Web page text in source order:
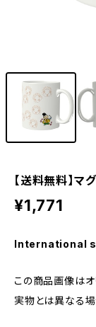
【送料無料】マ
¥1,771
International
この商品画像はオ
実物とは異なる場